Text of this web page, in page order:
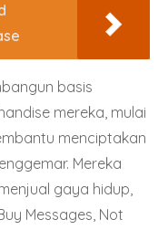
basis
mereka, mulai
menciptakan
Mereka
gaya hidup,
Messages, Not